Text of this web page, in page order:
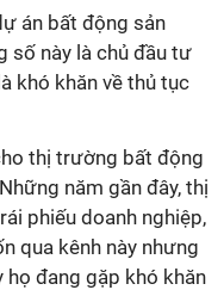
án bất động sản
số này là chủ đầu tư
khó khăn về thủ tục
thị trường bất động
năm gần đây, thị
phiếu doanh nghiệp,
qua kênh này nhưng
họ đang gặp khó khăn